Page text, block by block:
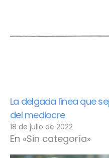
La delgada línea que
del mediocre
18 de julio de 2022
En «Sin categoría»